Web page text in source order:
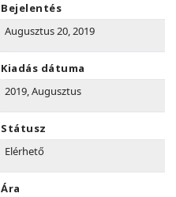
Bejelentés
Augusztus 20, 2019
Kiadás dátuma
2019, Augusztus
Státusz
Elérhető
Ára